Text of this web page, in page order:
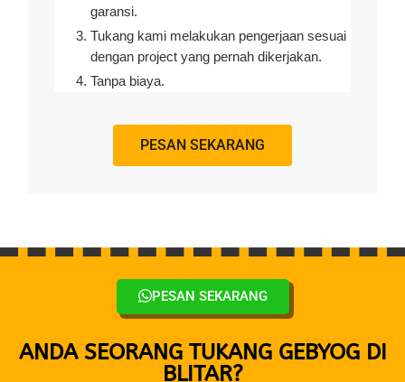
garansi.
Tukang kami melakukan pengerjaan sesuai
dengan project yang pernah dikerjakan.
Tanpa biaya.
PESAN SEKARANG
PESAN SEKARANG
ANDA SEORANG TUKANG GEBYOG DI
BLITAR?